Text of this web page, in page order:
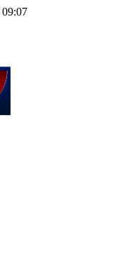
09:07